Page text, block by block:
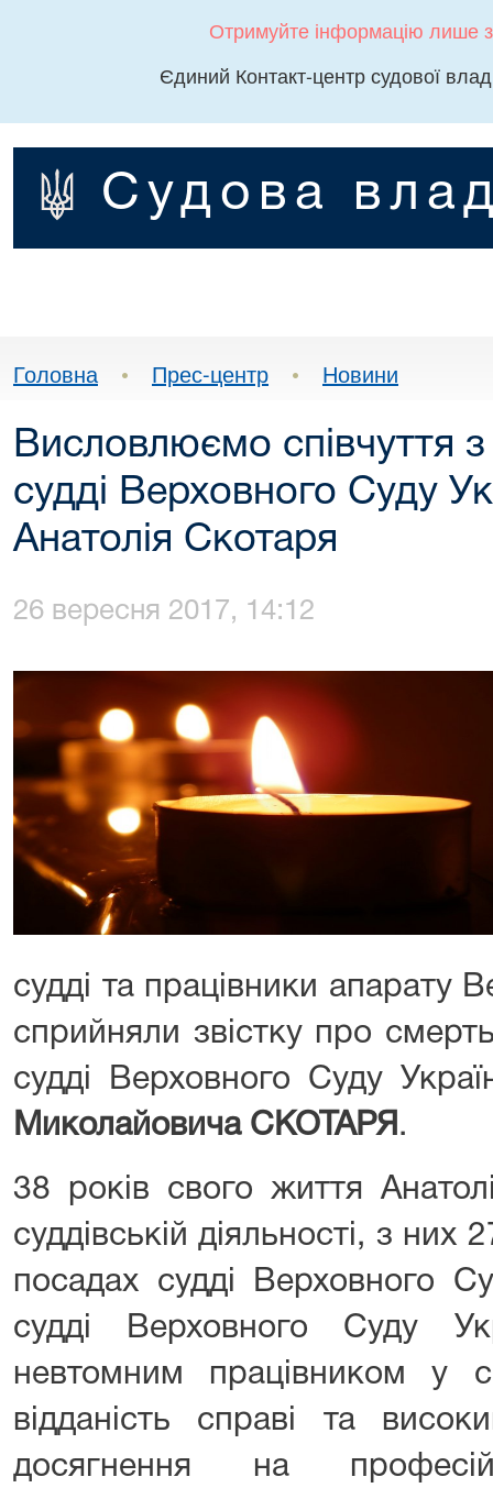
Отримуйте інформацію лише
Єдиний Контакт-центр судової
Судова
Головна • Прес-центр • Новини
Висловлюємо співчуття
судді Верховного Суду
Анатолія Скотаря
26 вересня 2017, 14:12
судді та працівники апарату
сприйняли звістку про
судді Верховного Суду
Миколайовича СКОТАРЯ .
38 років свого життя
суддівській діяльності, з них
посадах судді Верховного
судді Верховного Суду
невтомним працівником у
відданість справі та
досягнення на